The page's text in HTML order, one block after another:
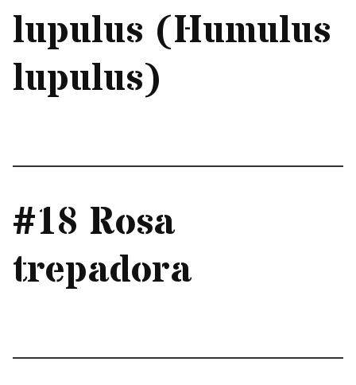
lupulus (Humulus
lupulus)
#18 Rosa
trepadora